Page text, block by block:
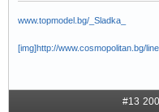
www.topmodel.bg/_Sladka_
[img]http://www.cosmopolitan.bg/
#13